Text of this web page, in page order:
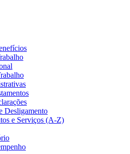
Desligamento
e Serviços (A-Z)